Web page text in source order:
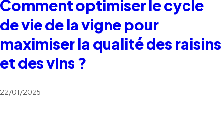
Comment optimiser le cycle
de vie de la vigne pour
maximiser la qualité des raisins
et des vins ?
22/01/2025